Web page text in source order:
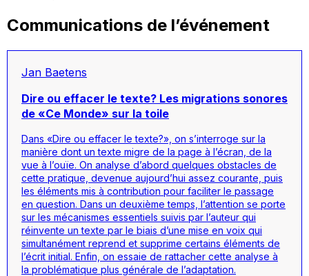
Communications de l’événement
Jan Baetens
Dire ou effacer le texte? Les migrations sonores
de «Ce Monde» sur la toile
Dans «Dire ou effacer le texte?», on s’interroge sur la
manière dont un texte migre de la page à l’écran, de la
vue à l’ouïe. On analyse d’abord quelques obstacles de
cette pratique, devenue aujourd’hui assez courante, puis
les éléments mis à contribution pour faciliter le passage
en question. Dans un deuxième temps, l’attention se porte
sur les mécanismes essentiels suivis par l’auteur qui
réinvente un texte par le biais d’une mise en voix qui
simultanément reprend et supprime certains éléments de
l’écrit initial. Enfin, on essaie de rattacher cette analyse à
la problématique plus générale de l’adaptation.